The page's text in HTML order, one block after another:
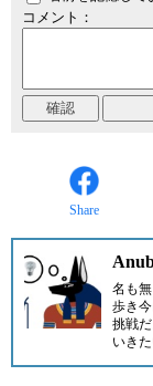
コメント：
Share
名も
歩き
挑戦
いきた